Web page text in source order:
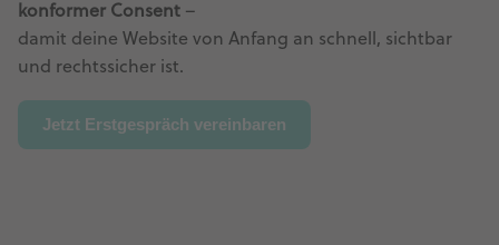
konformer Consent –
damit deine Website von Anfang an schnell, sichtbar
und rechtssicher ist.
Jetzt Erstgespräch vereinbaren